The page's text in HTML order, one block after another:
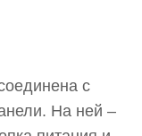
с
На ней –